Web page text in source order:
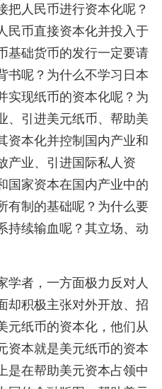
把人民币进行资本化呢？
民币直接资本化并投入于
基础货币的发行一定要请
书呢？为什么不学习日本
实现纸币的资本化呢？为
、引进美元纸币、帮助美
资本化并控制国内产业和
产业、引进国际私人资
国家资本在国内产业中的
有制的基础呢？为什么要
持续输血呢？其立场、动
学者，一方面极力反对人
却积极主张对外开放、招
元纸币的资本化，他们从
资本就是美元纸币的资本
是在帮助美元资本占领中